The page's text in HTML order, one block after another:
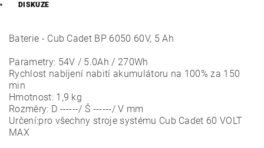
DISKUZE
Baterie - Cub Cadet BP 6050 60V, 5 Ah
Parametry: 54V / 5.0Ah / 270Wh
Rychlost nabíjení nabití akumulátoru na 100% za 150
min
Hmotnost: 1,9 kg
Rozměry: D ------/ Š ------/ V mm
Určení:pro všechny stroje systému Cub Cadet 60 VOLT
MAX